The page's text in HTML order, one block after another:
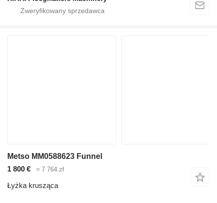
Metso MM0588623 Funnel
1 800 €
≈ 7 764 zł
Łyżka krusząca